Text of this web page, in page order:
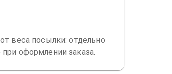
веса посылки: отдельно
оформлении заказа.